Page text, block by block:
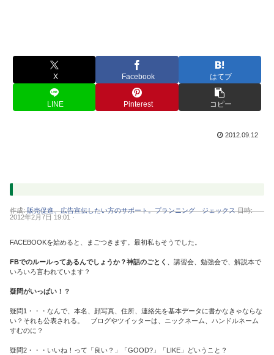
X Facebook はてブ
LINE Pinterest コピー
2012.09.12
作成:販売促進、広告宣伝したい方のサポート。プランニング ジェックス日時:
2012年2月7日 19:01 ·
FACEBOOKを始めると、まごつきます。最初私もそうでした。
FBでのルールってあるんでしょうか？神話のごとく
、講習会、勉強会で、解説本で
いろいろ言われています？
疑問がいっぱい！？
疑問1・・・なんで、本名、顔写真、住所、連絡先を基本データに書かなきゃならな
い？それも公表される。 ブログやツイッターは、ニックネーム、ハンドルネーム
すむのに？
疑問2・・・いいね！って「良い？」「GOOD?」「LIKE」どいうこと？